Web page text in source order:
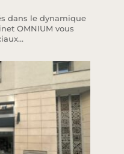
dans le dynamique
OMNIUM vous